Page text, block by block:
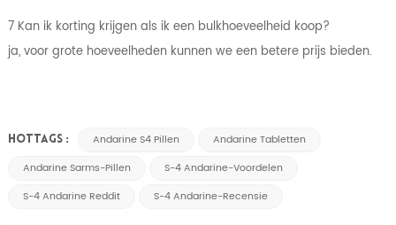
7 Kan ik korting krijgen als ik een bulkhoeveelheid koop?
ja, voor grote hoeveelheden kunnen we een betere prijs bieden.
HOTTAGS : Andarine S4 Pillen
Andarine Tabletten
Andarine Sarms-Pillen
S-4 Andarine-Voordelen
S-4 Andarine Reddit
S-4 Andarine-Recensie